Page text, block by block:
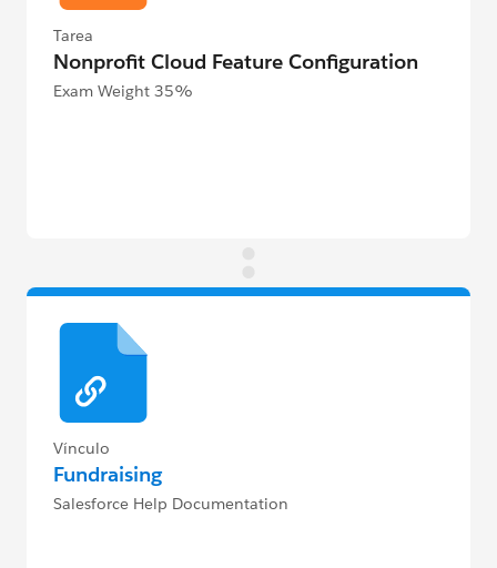
Tarea
Nonprofit Cloud Feature Configuration
Exam Weight 35%
Vínculo
Fundraising
Salesforce Help Documentation